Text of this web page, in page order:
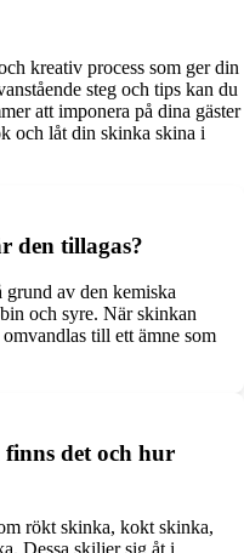
kreativ process som ger din
steg och tips kan du
att imponera på dina gäster
och låt din skinka skina i
den tillagas?
grund av den kemiska
och syre. När skinkan
till ett ämne som
det och hur
rökt skinka, kokt skinka,
Dessa skiljer sig åt i